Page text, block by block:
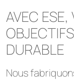
AVEC
DURABLE
Nous